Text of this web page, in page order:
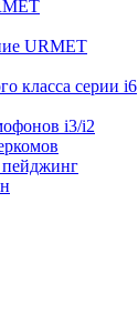
URMET
класса серии i6
i3/i2